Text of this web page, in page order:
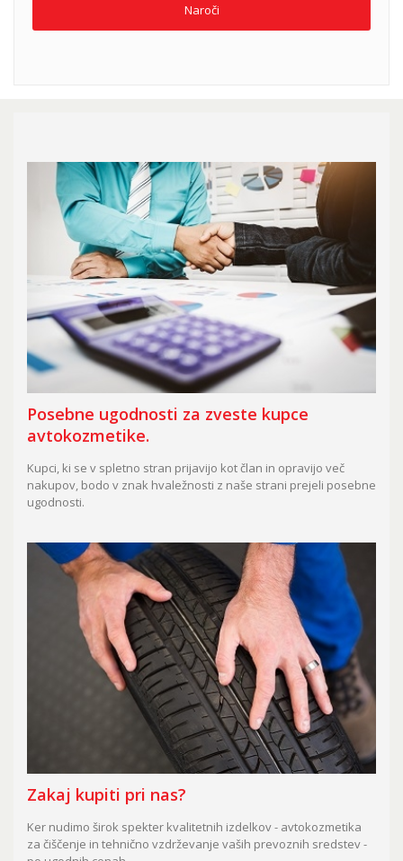
Naroči
Posebne ugodnosti za zveste kupce
avtokozmetike.
Kupci, ki se v spletno stran prijavijo kot član in opravijo več
nakupov, bodo v znak hvaležnosti z naše strani prejeli posebne
ugodnosti.
Zakaj kupiti pri nas?
Ker nudimo širok spekter kvalitetnih izdelkov - avtokozmetika
za čiščenje in tehnično vzdrževanje vaših prevoznih sredstev -